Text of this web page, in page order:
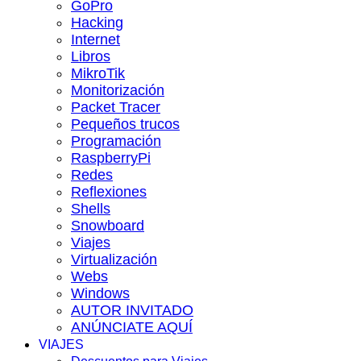
GoPro
Hacking
Internet
Libros
MikroTik
Monitorización
Packet Tracer
Pequeños trucos
Programación
RaspberryPi
Redes
Reflexiones
Shells
Snowboard
Viajes
Virtualización
Webs
Windows
AUTOR INVITADO
ANÚNCIATE AQUÍ
VIAJES